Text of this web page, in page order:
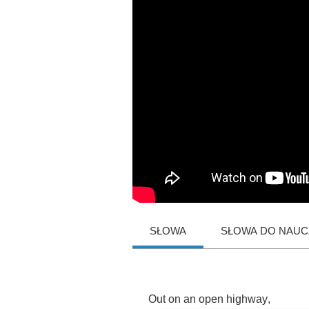
SŁOWA SŁOWA DO
Out on an open highway,